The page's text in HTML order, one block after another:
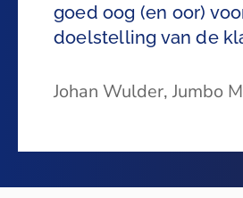
goed oog (en oor)
doelstelling van de
Johan Wulder, Jumbo